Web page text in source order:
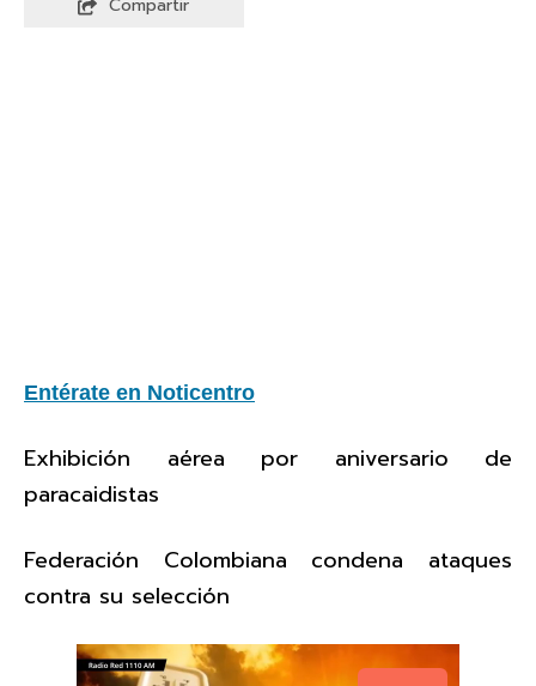
Compartir
Entérate en Noticentro
Exhibición aérea por aniversario de
paracaidistas
Federación Colombiana condena ataques
contra su selección